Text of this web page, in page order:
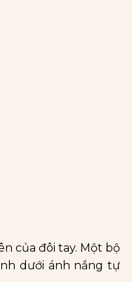
của đôi tay. Một bộ
dưới ánh nắng tự